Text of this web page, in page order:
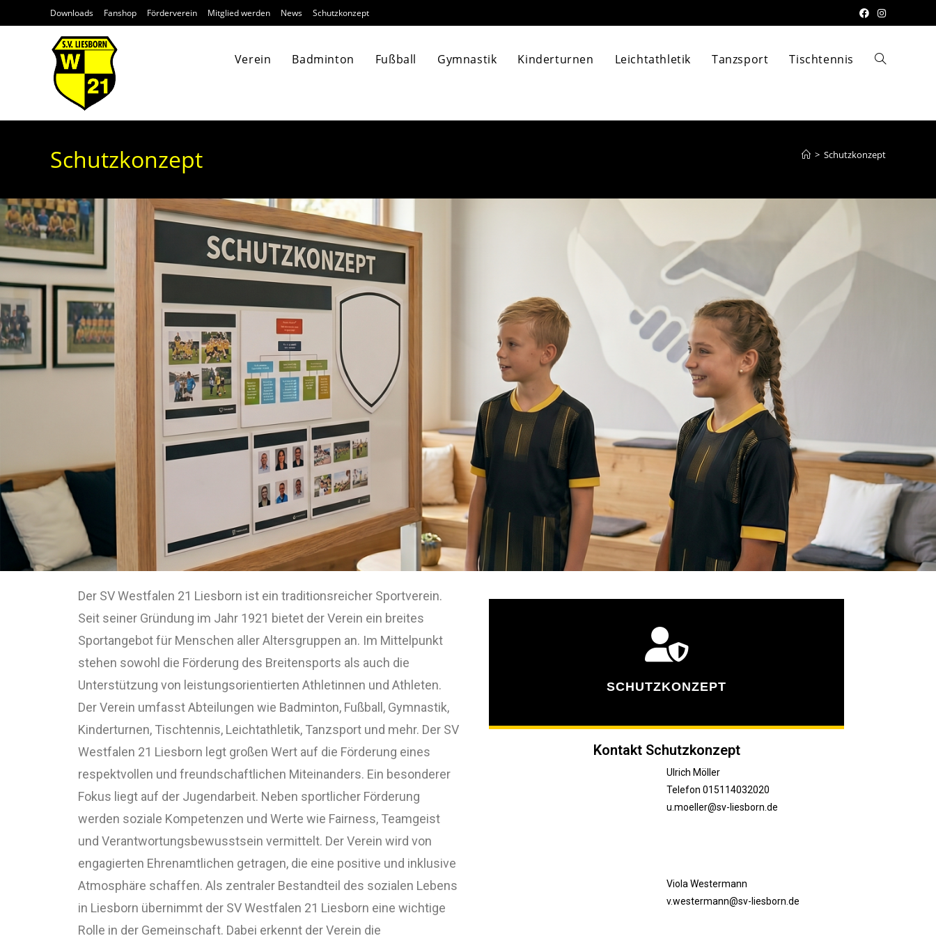
Downloads Fanshop Förderverein Mitglied werden News Schutzkonzept
Verein Badminton Fußball Gymnastik Kinderturnen Leichtathletik Tanzsport Tischtennis
Schutzkonzept > Schutzkonzept
Der SV Westfalen 21 Liesborn ist ein traditionsreicher Sportverein.
Seit seiner Gründung im Jahr 1921 bietet der Verein ein breites
Sportangebot für Menschen aller Altersgruppen an. Im Mittelpunkt
stehen sowohl die Förderung des Breitensports als auch die
Unterstützung von leistungsorientierten Athletinnen und Athleten.
Der Verein umfasst Abteilungen wie Badminton, Fußball, Gymnastik,
Kinderturnen, Tischtennis, Leichtathletik, Tanzsport und mehr. Der SV
Westfalen 21 Liesborn legt großen Wert auf die Förderung eines
respektvollen und freundschaftlichen Miteinanders. Ein besonderer
Fokus liegt auf der Jugendarbeit. Neben sportlicher Förderung
werden soziale Kompetenzen und Werte wie Fairness, Teamgeist
und Verantwortungsbewusstsein vermittelt. Der Verein wird von
engagierten Ehrenamtlichen getragen, die eine positive und inklusive
Atmosphäre schaffen. Als zentraler Bestandteil des sozialen Lebens
in Liesborn übernimmt der SV Westfalen 21 Liesborn eine wichtige
Rolle in der Gemeinschaft. Dabei erkennt der Verein die
SCHUTZKONZEPT
Kontakt Schutzkonzept
Ulrich Möller
Telefon 015114032020
u.moeller@sv-liesborn.de
Viola Westermann
v.westermann@sv-liesborn.de